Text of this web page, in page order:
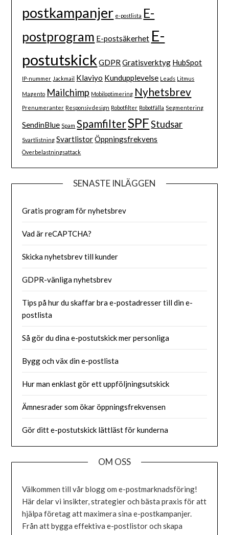
postkampanjer e-postlista E-
postprogram E-postsäkerhet E-
postutskick GDPRGratisverktyg HubSpot
IP-nummer Jackmail Klaviyo Kundupplevelse Leads Litmus
Magento Mailchimp Mobiloptimering Nyhetsbrev
Prenumeranter Responsiv design Robotfilter Robotfälla Segmentering
SendinBlue Spam SpamfilterSPF Studsar
Svartlistning SvartlistorÖppningsfrekvens
Överbelastningsattack
SENASTE INLÄGGEN
Gratis program för nyhetsbrev
Vad är reCAPTCHA?
Skicka nyhetsbrev till kunder
GDPR-vänliga nyhetsbrev
Tips på hur du skaffar bra e-postadresser till din e-
postlista
Så gör du dina e-postutskick mer personliga
Bygg och väx din e-postlista
Hur man enklast gör ett uppföljningsutskick
Ämnesrader som ökar öppningsfrekvensen
Gör ditt e-postutskick lättläst för kunderna
OM OSS
Välkommen till vår blogg om e-postmarknadsföring!
Här delar vi insikter, strategier och bästa praxis för att
hjälpa företag att maximera sina e-postkampanjer.
Från att bygga effektiva e-postlistor och skapa